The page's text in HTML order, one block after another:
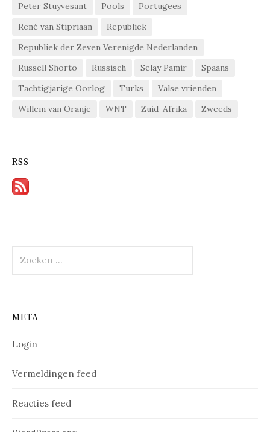
Peter Stuyvesant
Pools
Portugees
René van Stipriaan
Republiek
Republiek der Zeven Verenigde Nederlanden
Russell Shorto
Russisch Selay Pamir
Spaans
Tachtigjarige Oorlog
Turks
Valse vrienden
Willem van Oranje
WNT Zuid-Afrika Zweeds
RSS
naar:
META
Login
Vermeldingen feed
Reacties feed